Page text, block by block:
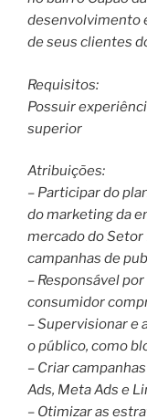
desenvolvimento
de seus clientes
Requisitos:
Possuir
superior
Atribuições:
– Participar do
do marketing da
mercado do Setor
campanhas de
– Responsável
consumidor
– Supervisionar e
o público, como
– Criar
Ads, Meta Ads e
– Otimizar as